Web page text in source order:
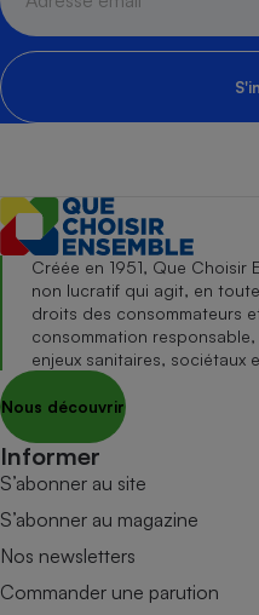
Créée en 1951, Que Choisir
non lucratif qui agit, en
droits des consommateurs
consommation
enjeux sanitaires, sociétaux
Nous découvrir
Informer
S’abonner au site
S’abonner au magazine
Nos newsletters
Commander une parution